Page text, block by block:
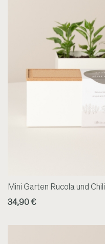
Mini Garten Rucola und Chili
34,90 €